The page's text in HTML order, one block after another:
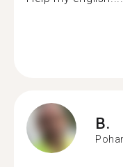
B.